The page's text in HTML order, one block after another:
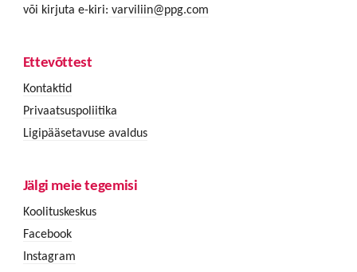
või kirjuta e-kiri: varviliin@ppg.com
Ettevõttest
Kontaktid
Privaatsuspoliitika
Ligipääsetavuse avaldus
Jälgi meie tegemisi
Koolituskeskus
Facebook
Instagram